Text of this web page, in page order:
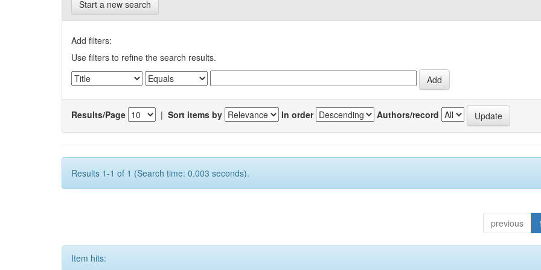
Start a new search
Add filters:
Use filters to refine the search results.
Results/Page | Sort items by In order Authors/record
Results 1-1 of 1 (Search time: 0.003 seconds).
previous 1
Item hits: